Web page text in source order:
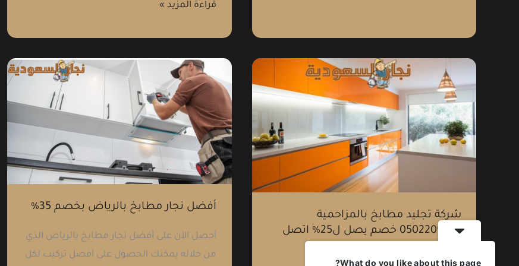
قراءة المزيد »
شركة تجليد مطابخ بالمزاحمية
0502209026 خصم يصل ل25% اتصل
شركة
تجليد
مطابخ
بالمزاحمية
0502209026
يصل
ل25%
اتصل
أفضل نجار مطابخ بالرياض بخصم 35%
أحصل الآن على أفضل نجار مطابخ بالرياض الذي
من خلاله يمكنك الحصول على أفضل تركيب لكل
أفضل
مطابخ
بالرياض
بخصم
35%
What do you like about this page?